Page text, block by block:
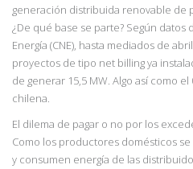
generación distribuida renovable de
¿De qué base se parte? Según datos
Energía (CNE), hasta mediados de
proyectos de tipo net billing ya
de generar 15,5 MW. Algo así como
chilena.
El dilema de pagar o no por los
Como los productores domésticos
y consumen energía de las